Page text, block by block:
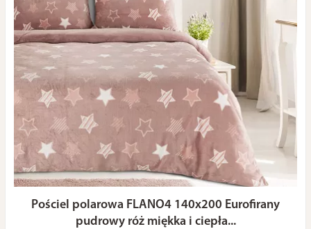
Pościel polarowa FLANO4 140x200 Eurofirany
pudrowy róż miękka i ciepła...